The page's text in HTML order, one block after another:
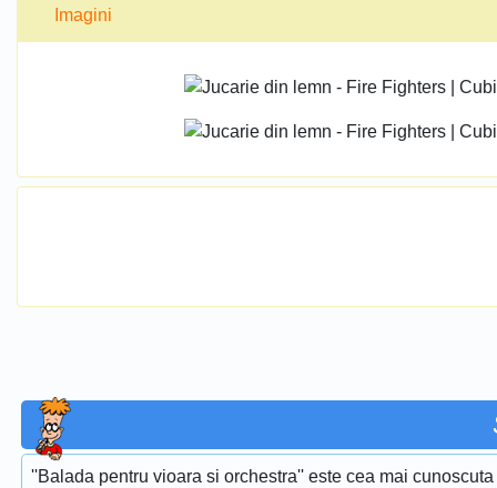
Imagini
''Balada pentru vioara si orchestra'' este cea mai